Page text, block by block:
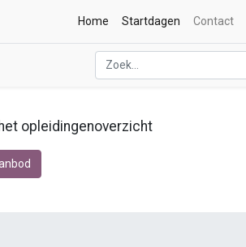
Home Startdagen Contact
opleidingenoverzicht